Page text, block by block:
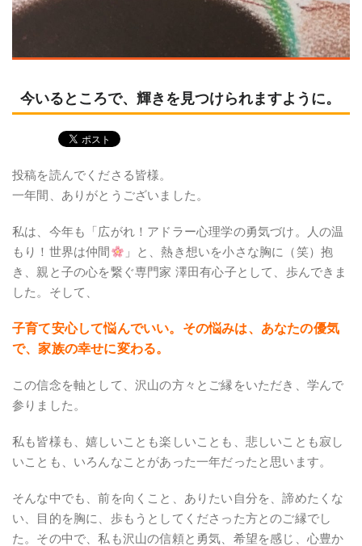
今いるところで、輝きを見つけられますように。
投稿を読んでくださる皆様。
一年間、ありがとうございました。
私は、今年も「広がれ！アドラー心理学の勇気づけ。人の温
もり！世界は仲間
」と、熱き想いを小さな胸に（笑）抱
き、親と子の心を繋ぐ専門家 澤田有心子として、歩んできま
した。そして、
子育て安心して悩んでいい。その悩みは、あなたの優気
で、家族の幸せに変わる。
この信念を軸として、沢山の方々とご縁をいただき、学んで
参りました。
私も皆様も、嬉しいことも楽しいことも、悲しいことも寂し
いことも、いろんなことがあった一年だったと思います。
そんな中でも、前を向くこと、ありたい自分を、諦めたくな
い、目的を胸に、歩もうとしてくださった方とのご縁でし
た。その中で、私も沢山の信頼と勇気、希望を感じ、心豊か